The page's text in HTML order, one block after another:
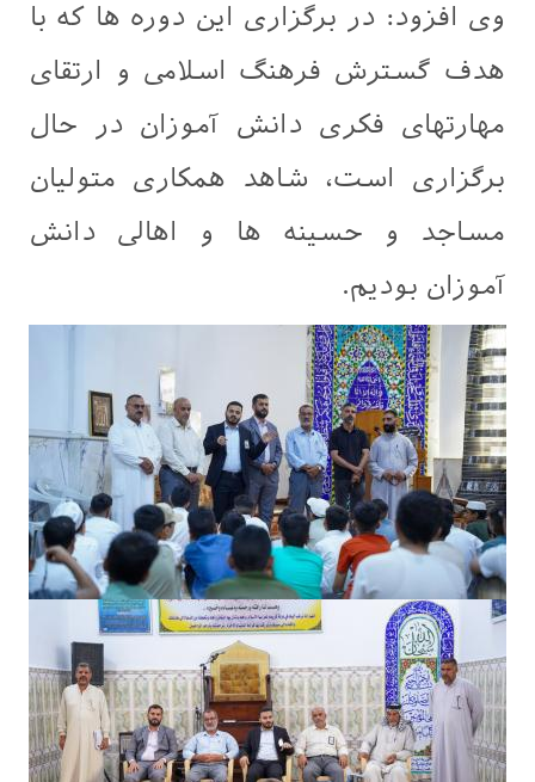
وی افزود: در برگزاری این دوره ها که با
هدف گسترش فرهنگ اسلامی و ارتقای
مهارتهای فکری دانش آموزان در حال
برگزاری است، شاهد همکاری متولیان
مساجد و حسینه ها و اهالی دانش
آموزان بودیم.